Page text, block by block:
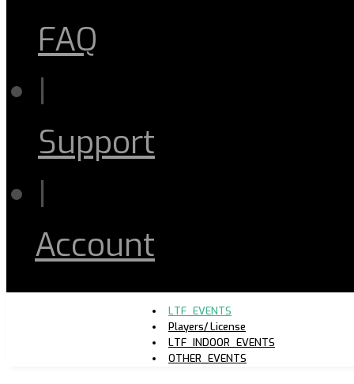
FAQ
|
Support
|
Account
LTF_EVENTS
Players/ License
LTF_INDOOR_EVENTS
OTHER_EVENTS